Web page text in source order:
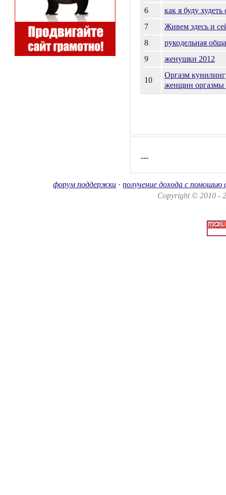
6
как я буду
7
Живем здесь и
8
рукодельная
9
женушки 2012
10
Оргазм
женщин оргазмы
---
форум поддержки ·получение дохода с помошью
Copyright © 2010 -